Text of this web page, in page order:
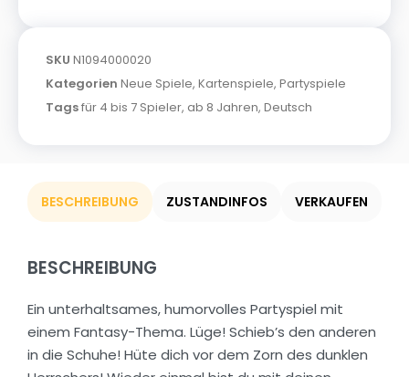
SKU N1094000020
Kategorien Neue Spiele, Kartenspiele, Partyspiele
Tagsfür 4 bis 7 Spieler, ab 8 Jahren, Deutsch
BESCHREIBUNG ZUSTANDINFOS VERKAUFEN
BESCHREIBUNG
Ein unterhaltsames, humorvolles Partyspiel mit
einem Fantasy-Thema. Lüge! Schieb’s den anderen
in die Schuhe! Hüte dich vor dem Zorn des dunklen